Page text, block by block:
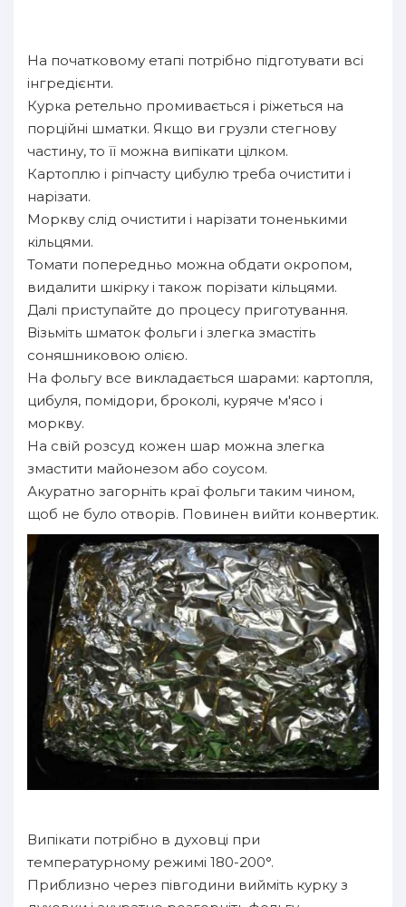
На початковому етапі потрібно підготувати всі
інгредієнти.
Курка ретельно промивається і ріжеться на
порційні шматки. Якщо ви грузли стегнову
частину, то її можна випікати цілком.
Картоплю і ріпчасту цибулю треба очистити і
нарізати.
Моркву слід очистити і нарізати тоненькими
кільцями.
Томати попередньо можна обдати окропом,
видалити шкірку і також порізати кільцями.
Далі приступайте до процесу приготування.
Візьміть шматок фольги і злегка змастіть
соняшниковою олією.
На фольгу все викладається шарами: картопля,
цибуля, помідори, броколі, куряче м'ясо і
моркву.
На свій розсуд кожен шар можна злегка
змастити майонезом або соусом.
Акуратно загорніть краї фольги таким чином,
щоб не було отворів. Повинен вийти конвертик.
Випікати потрібно в духовці при
температурному режимі 180-200°.
Приблизно через півгодини вийміть курку з